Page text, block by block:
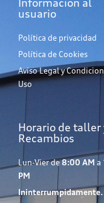
usuario
Política de privacidad
Política de Cookies
Aviso Legal y
Uso
Horario de taller
Recambios
Lun-Vier de8:00 AM a
PM
Ininterrumpidamente.